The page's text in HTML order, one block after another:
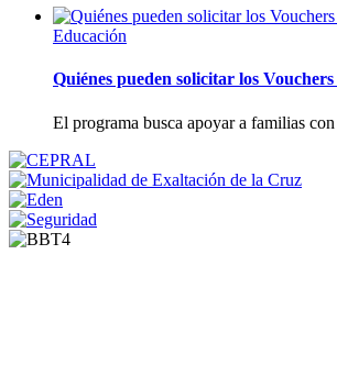
Educación
Quiénes pueden solicitar los
El programa busca apoyar a familias